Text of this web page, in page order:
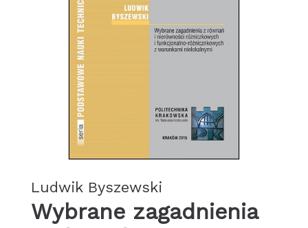
Ludwik Byszewski
Wybrane zagadnienia